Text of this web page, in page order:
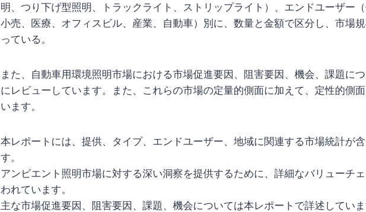
明、つり下げ型照明、トラックライト、ストリップライト）、エンドユーザー（
小売、医療、オフィスビル、産業、自動車）別に、数量と金額で区分し、市場
っている。
また、自動車用環境照明市場における市場促進要因、阻害要因、機会、課題に
にレビューしています。また、これらの市場の定量的側面に加えて、定性的側
います。
本レポートには、提供、タイプ、エンドユーザー、地域に関連する市場統計が
す。
アンビエント照明市場に対する深い洞察を提供するために、詳細なバリューチ
われています。
主な市場促進要因、阻害要因、課題、機会については本レポートで詳述していま